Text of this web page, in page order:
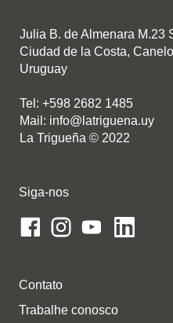
Julia B. de Almenara M.23
Ciudad de la Costa,
Uruguay
Tel: +598 2682 1485
Mail: info@latriguena.uy
La Trigueña © 2022
Siga-nos
Contato
Trabalhe conosco